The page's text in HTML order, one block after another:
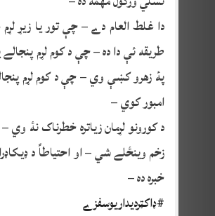
دا غلط العام دے – چې تور يا زيړ
طريقه ئې دا ده – چې د کوم لړم
پۀ زهرو کښې وي – چې د کوم لړم
امبور کوي –
د کورونو لړمان زياتره خطرناک نۀ
زخم وينځلے شي – او احتياطاً د
خبره ده –
#ډاکټرديداريوسفزے